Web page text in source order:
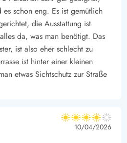
Handelsstadt Ringbøbing hat
schon eng. Es ist gemütlich
die Ausstattung ist
da, was man benötigt. Das
ist also eher schlecht zu
ist hinter einer kleinen
etwas Sichtschutz zur Straße
4 von 5
4 von 5
4 out of 5
10/04/2026